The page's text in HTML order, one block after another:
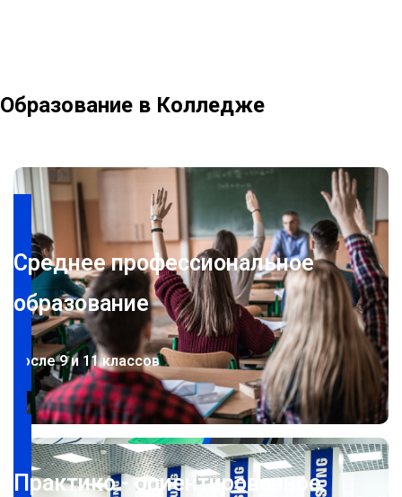
Образование в Колледже
Среднее профессиональное
образование
после 9 и 11 классов
Практико - ориентированное